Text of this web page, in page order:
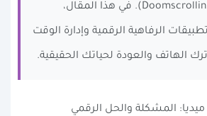
لخطف انتباهك (Doomscrolling). في هذا المقال،
الرفاهية الرقمية وإدارة الوقت
الهاتف والعودة لحياتك الحقيقية.
المشكلة والحل الرقمي